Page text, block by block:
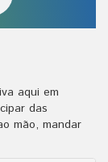
aqui em
das
mão, mandar